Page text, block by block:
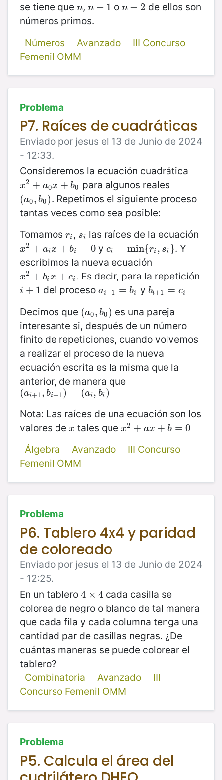
se tiene que n
n,n − 1
n−1 o n − 2
n−2
de ellos son
números primos.
Números
Avanzado
III Concurso
Femenil OMM
Problema
P7. Raíces de cuadráticas
Enviado por jesus el 13 de Junio de 2024
- 12:33.
Consideremos la ecuación cuadrática
x2 + a0x + b0
x2 +a 0x+ b0
para algunos reales
(a0, b0)
(a0,b0). Repetimos el siguiente proceso
tantas veces como sea posible:
Tomamos ri
ri , si
si las raíces de la ecuación
x2 + aix + bi = 0
x2 +a ix+ bi=0 yci = min{ri , si }
ci =min{ri,si}
. Y
escribimos la nueva ecuación
x2 + bix + ci
x2 +bix+ ci . Es decir, para la repetición
i + 1
i+1 del procesoai+1 = bi
ai+1 =bi y bi+1 = ci
bi+ =ci
Decimos que (a0, b0)
(a0,b0) es una pareja
interesante si, después de un número
finito de repeticiones, cuando volvemos
a realizar el proceso de la nueva
ecuación escrita es la misma que la
anterior, de manera que
(ai+1, bi+1) = (ai, bi )
(ai+1 ,bi+1 ) =(ai,bi )
Nota: Las raíces de una ecuación son los
valores de x
x tales quex2 + ax + b = 0
x2 +ax+ b=0
Álgebra
Avanzado
III Concurso
Femenil OMM
Problema
P6. Tablero 4x4 y paridad
de coloreado
Enviado por jesus el 13 de Junio de 2024
- 12:25.
En un tablero 4 × 4
4 ×4 cada casilla se
colorea de negro o blanco de tal manera
que cada fila y cada columna tenga una
cantidad par de casillas negras. ¿De
cuántas maneras se puede colorear el
tablero?
Combinatoria
Avanzado
III
Concurso Femenil OMM
Problema
P5. Calcula el área del